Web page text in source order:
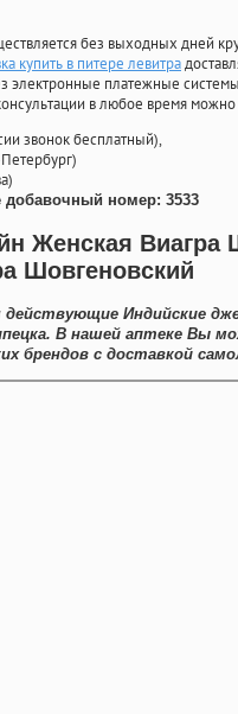
без выходных дней
купить в питере левитра
электронные платежные
в любое время можно
звонок бесплатный),
добавочный номер: 3533
Женская Виагра
Шовгеновский
Индийские
В нашей аптеке Вы
брендов с доставкой